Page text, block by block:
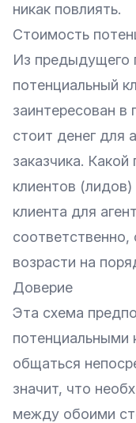
никак повлиять.
Стоимость
Из предыдущего
потенциальный
заинтересован в
стоит денег для
заказчика.
клиентов
клиента для
возрасти на
Доверие
Эта схема
потенциальными
общаться
значит, что
между обоими